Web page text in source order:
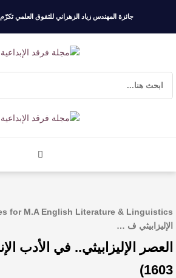
جائزة المهندس زياد الزهراني للتفوق العلمي تكرّم
نخبة من أبناء وبنات الأطاولة
مهرجان الأطاولة التراثي يجمع الشاعر عبدالواحد
​ اللون الأحمر وشاح سردية الأدب وسر رمزية
الإليزابيثي ف …
1603)